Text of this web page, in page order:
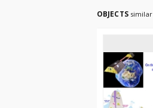
OBJECTS similar